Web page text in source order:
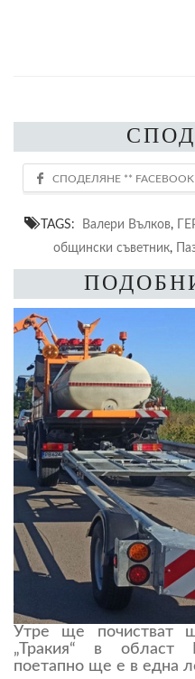
TAGS: Валери Вълков,
общински съветник,
Утре ще почистват
„Тракия“ в област
поетапно ще е в една